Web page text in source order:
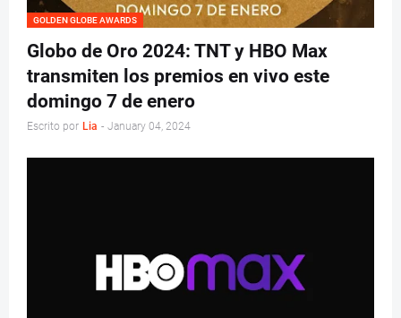
GOLDEN GLOBE AWARDS
Globo de Oro 2024: TNT y HBO Max
transmiten los premios en vivo este
domingo 7 de enero
Escrito por Lia - January 04, 2024